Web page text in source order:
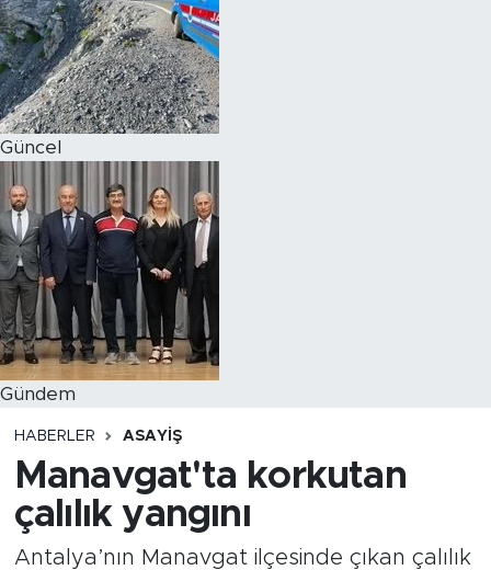
Güncel
Gündem
HABERLER ASAYIŞ
Manavgat'ta korkutan
çalılık yangını
Antalya’nın Manavgat ilçesinde çıkan çalılık
Magazin
Özel Haber
Politika
Resmi İlanlar
Sağlık
Spor
Turizm